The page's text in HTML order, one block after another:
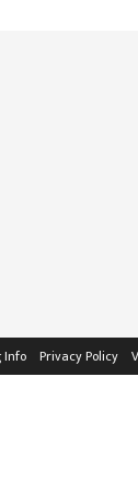
Info Privacy Policy